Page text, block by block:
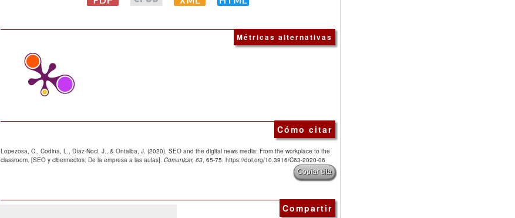
Métricas alternativas
Cómo citar
Lopezosa, C., Codina, L., Díaz-Noci, J., & Ontalba, J. (2020). SEO and the digital news media: From the workplace to the
classroom. [SEO y cibermedios: De la empresa a las aulas]. Comunicar, 63, 65-75. https://doi.org/10.3916/C63-2020-06
Copiar cita
Compartir